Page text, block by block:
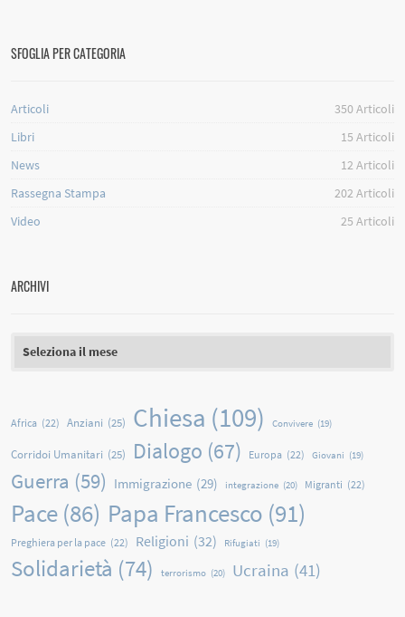
SFOGLIA PER CATEGORIA
Articoli 350Articoli
Libri
15 Articoli
News
12Articoli
Rassegna Stampa
202Articoli
Video
25 Articoli
ARCHIVI
Africa (22) Anziani (25) Chiesa (109) Convivere (19)
Corridoi Umanitari (25) Dialogo (67) Europa (22) Giovani (19)
Guerra (59) Immigrazione (29) integrazione (20) Migranti (22)
Pace (86) Papa Francesco (91)
Preghiera per la pace (22) Religioni (32) Rifugiati (19)
Solidarietà (74) terrorismo (20) Ucraina (41)